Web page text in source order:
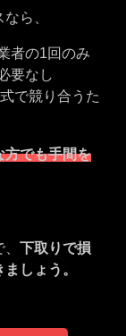
ら、
者の1回のみ
要なし
で競り合うた
方でも手間を
下取りで損
しょう。